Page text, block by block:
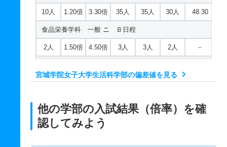
10人 1.20倍 3.30倍 35人 35人 30人 48.30
食品栄養学科 一般 ニ Ｂ日程
2人 1.50倍 4.50倍 3人 3人 2人 －
2人 1倍 － 1人 1人 1人 －
35人 1倍 1倍
宮城学院女子大学生活科学部の偏差値を見る
他の学部の入試結果（倍率）を確
認してみよう